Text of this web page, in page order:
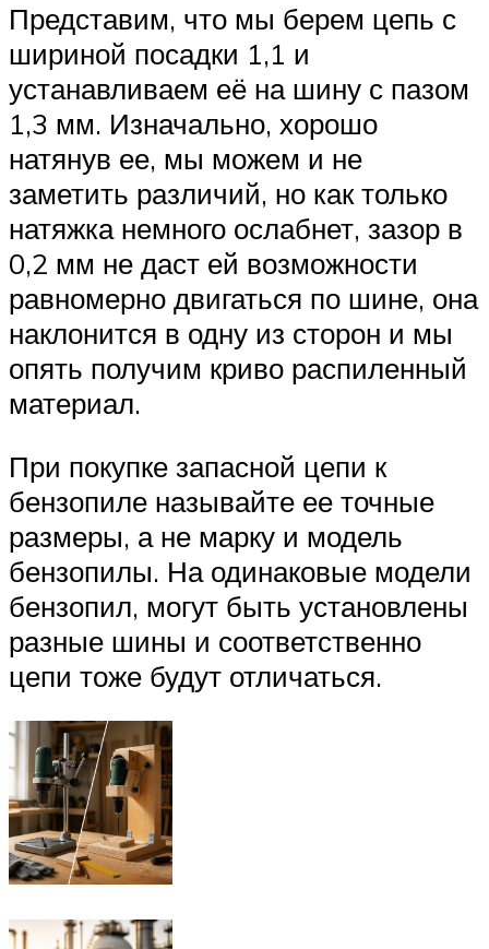
Представим, что мы берем цепь с
шириной посадки 1,1 и
устанавливаем её на шину с пазом
1,3 мм. Изначально, хорошо
натянув ее, мы можем и не
заметить различий, но как только
натяжка немного ослабнет, зазор в
0,2 мм не даст ей возможности
равномерно двигаться по шине, она
наклонится в одну из сторон и мы
опять получим криво распиленный
материал.
При покупке запасной цепи к
бензопиле называйте ее точные
размеры, а не марку и модель
бензопилы. На одинаковые модели
бензопил, могут быть установлены
разные шины и соответственно
цепи тоже будут отличаться.